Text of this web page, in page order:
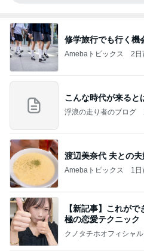
修学旅行でも行く機
Amebaトピックス 2日
こんな時代が来ると
浮浪の走り者のブログ
渡辺美奈代 夫との
Amebaトピックス 1日
【新記事】これが
極の恋愛テクニック
クノタチホオフィシャ